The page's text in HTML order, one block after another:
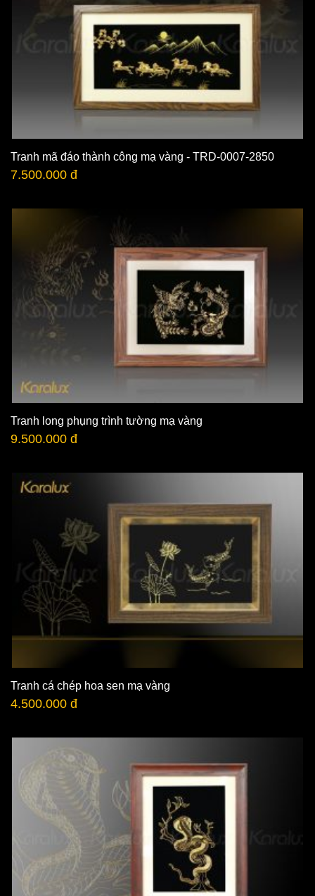
Tranh mã đáo thành công mạ vàng - TRD-0007-2850
7.500.000 đ
Tranh long phụng trình tường mạ vàng
9.500.000 đ
Tranh cá chép hoa sen mạ vàng
4.500.000 đ